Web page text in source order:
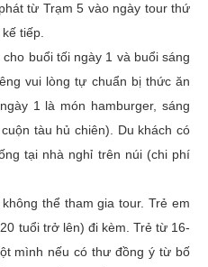
từ Trạm 5 vào ngày tour thứ
tiếp.
buổi tối ngày 1 và buổi sáng
vui lòng tự chuẩn bị thức ăn
1 là món hamburger, sáng
tàu hủ chiên). Du khách có
tại nhà nghỉ trên núi (chi phí
thể tham gia tour. Trẻ em
tuổi trở lên) đi kèm. Trẻ từ 16-
mình nếu có thư đồng ý từ bố